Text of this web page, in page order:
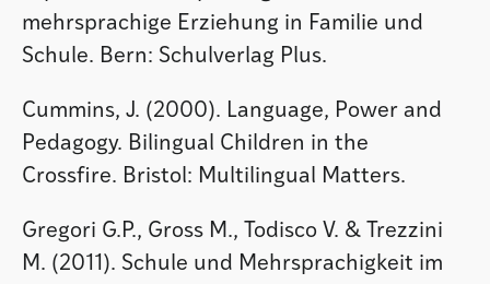
mehrsprachige Erziehung in Familie und
Schule. Bern: Schulverlag Plus.
Cummins, J. (2000). Language, Power and
Pedagogy. Bilingual Children in the
Crossfire. Bristol: Multilingual Matters.
Gregori G.P., Gross M., Todisco V. & Trezzini
M. (2011). Schule und Mehrsprachigkeit im